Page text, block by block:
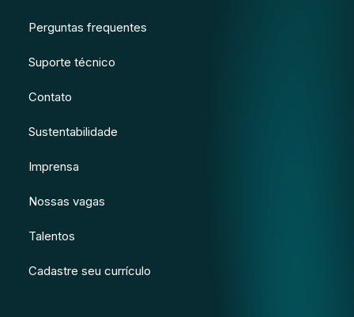
Perguntas frequentes
Suporte técnico
Contato
Sustentabilidade
Imprensa
Nossas vagas
Talentos
Cadastre seu currículo